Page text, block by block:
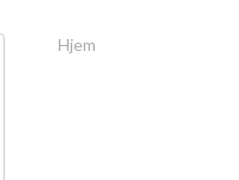
Hjem